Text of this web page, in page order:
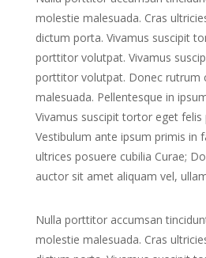
molestie malesuada. Cras
dictum porta. Vivamus suscipit
porttitor volutpat. Vivamus
porttitor volutpat. Donec rutrum
malesuada. Pellentesque in
Vivamus suscipit tortor eget
Vestibulum ante ipsum primis in
ultrices posuere cubilia Curae;
auctor sit amet aliquam vel,
Nulla porttitor accumsan
molestie malesuada. Cras